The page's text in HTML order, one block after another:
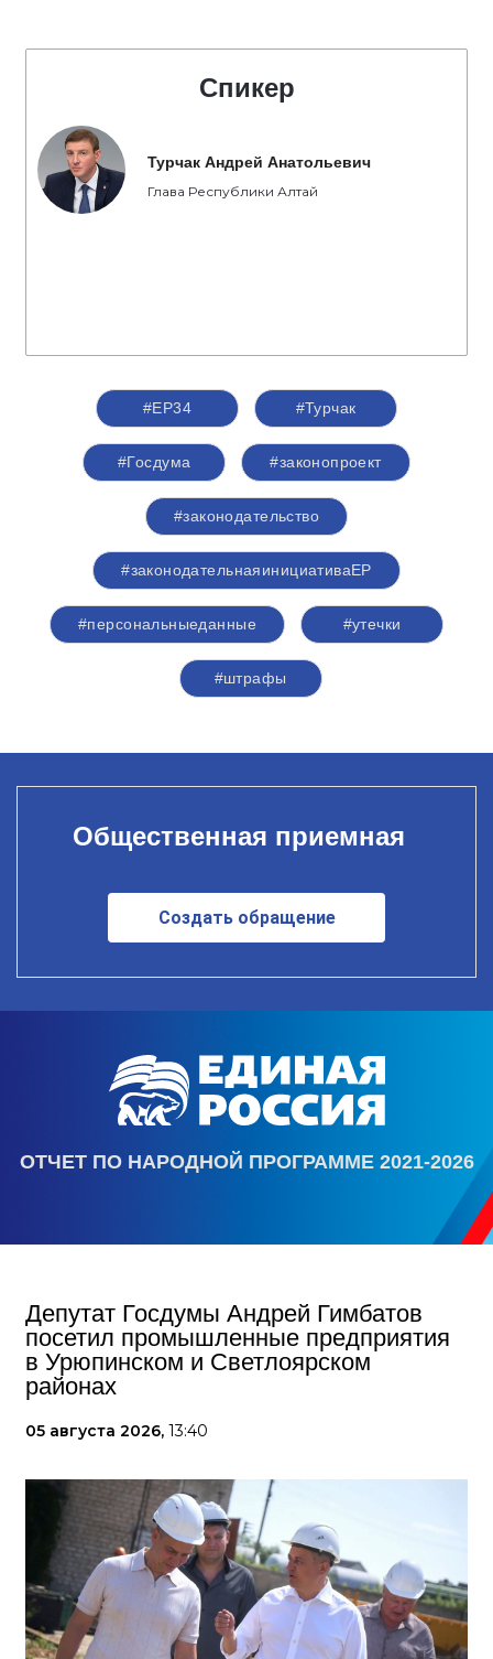
Спикер
Турчак Андрей Анатольевич
Глава Республики Алтай
#ЕР34 #Турчак
#Госдума #законопроект
#законодательство
#законодательнаяинициативаЕР
#персональныеданные #утечки
#штрафы
Общественная приемная
Создать обращение
ОТЧЕТ ПО НАРОДНОЙ ПРОГРАММЕ 2021-2026
Депутат Госдумы Андрей Гимбатов
посетил промышленные предприятия
в Урюпинском и Светлоярском
районах
05 августа 2026, 13:40